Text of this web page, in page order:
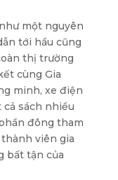
một nguyên
tới hầu cũng
thị trường
cùng Gia
minh, xe điện
sách nhiều
đông tham
viên gia
bất tận của